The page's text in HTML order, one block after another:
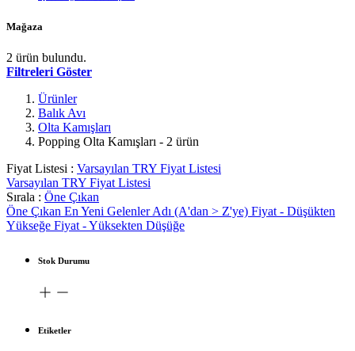
Mağaza
2 ürün bulundu.
Filtreleri Göster
Ürünler
Balık Avı
Olta Kamışları
Popping Olta Kamışları - 2 ürün
Fiyat Listesi : Varsayılan TRY Fiyat Listesi
Varsayılan TRY Fiyat Listesi
Sırala : Öne Çıkan
Öne Çıkan En Yeni Gelenler Adı (A'dan > Z'ye) Fiyat - Düşükten
Yükseğe Fiyat - Yüksekten Düşüğe
Stok Durumu
Etiketler